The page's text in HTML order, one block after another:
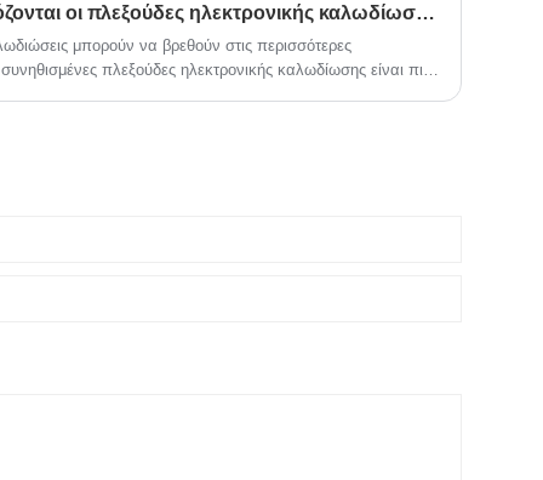
Γιατί πρέπει να προσαρμόζονται οι πλεξούδες ηλεκτρονικής καλωδίωσης;
μπορούν να βρεθούν στις περισσότερες
πλεξούδες ηλεκτρονικής καλωδίωσης είναι πιο